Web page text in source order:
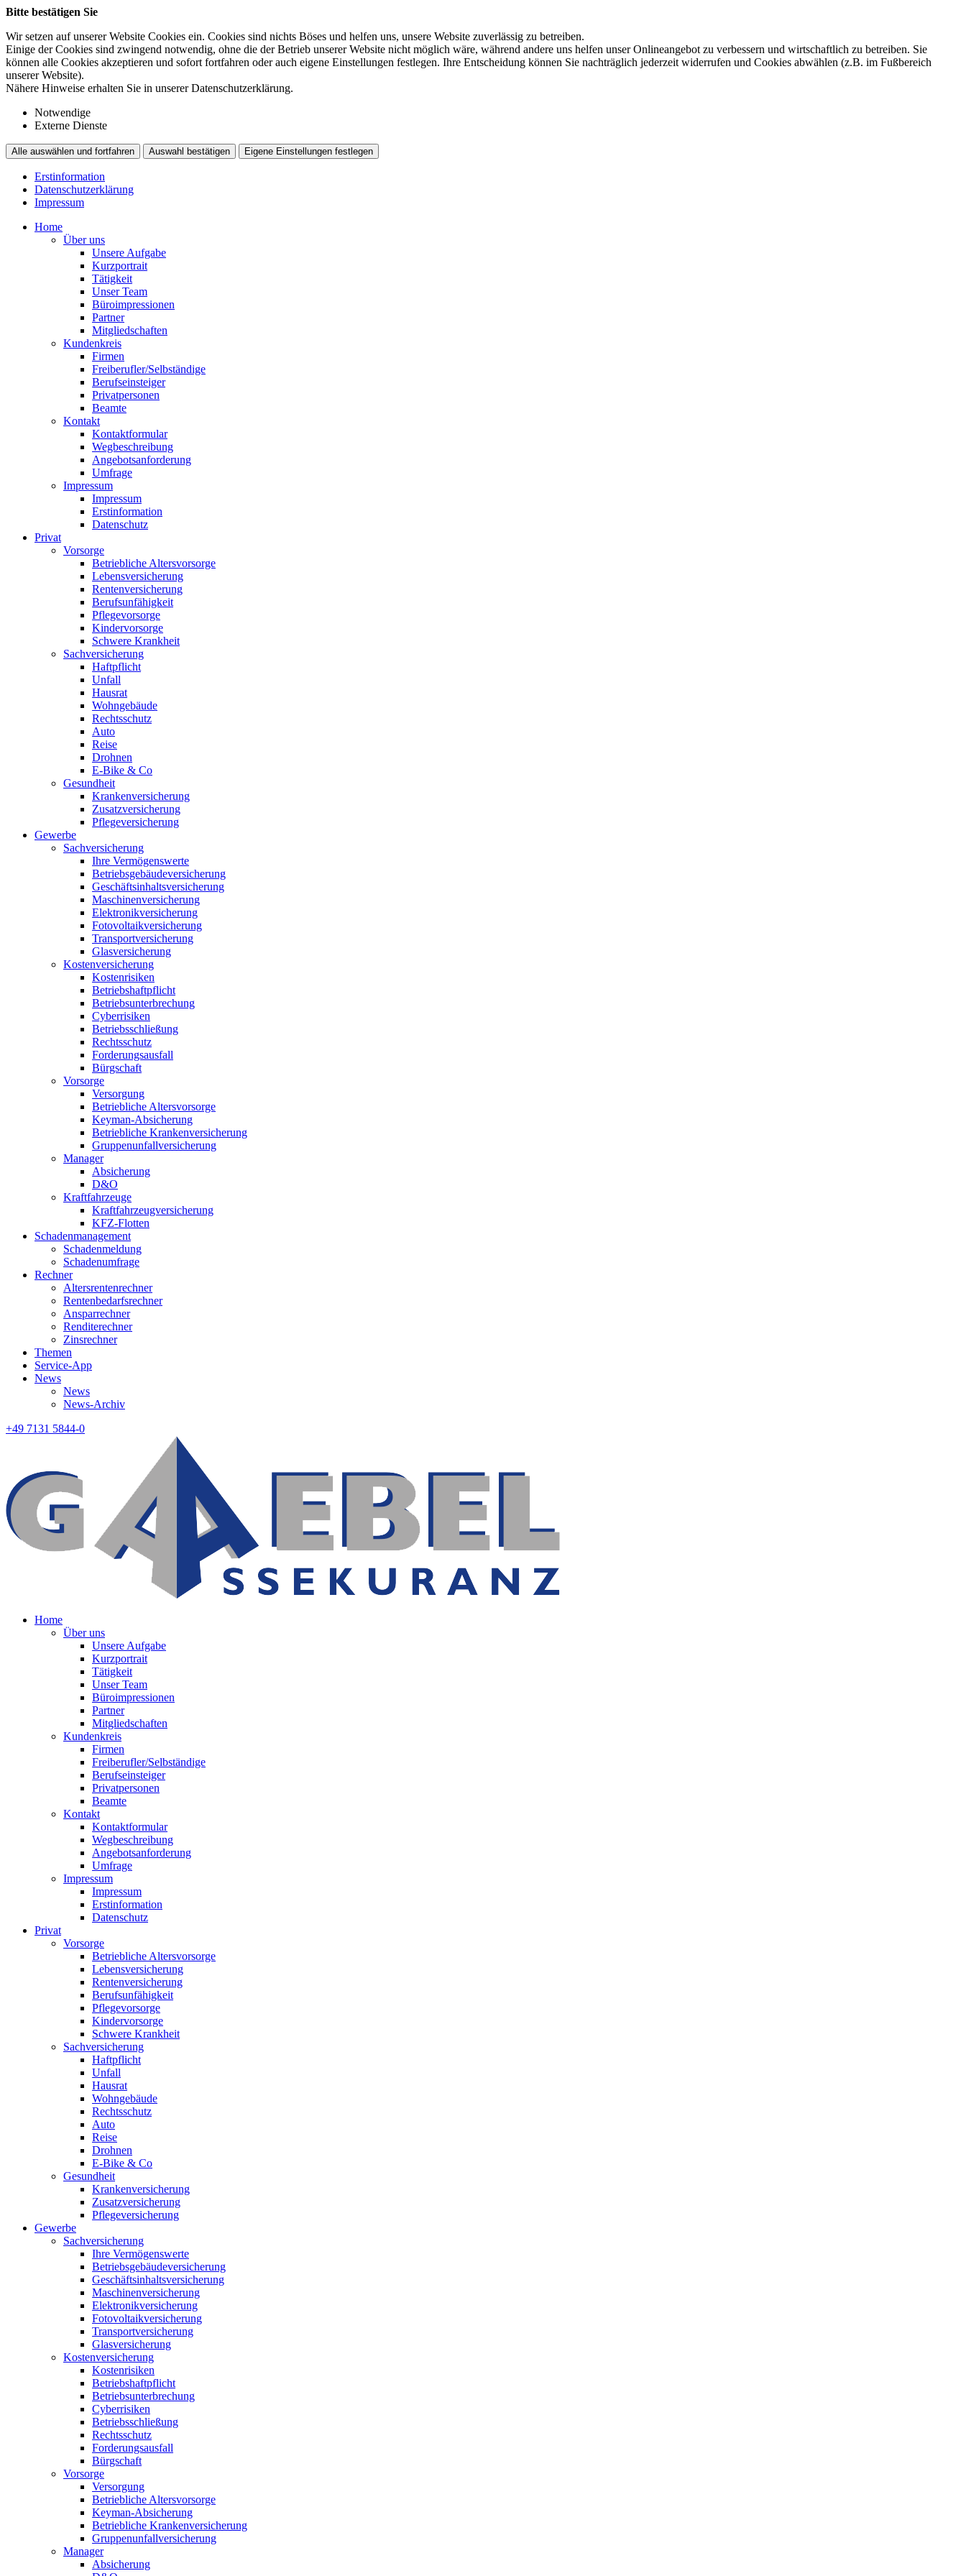
Bitte bestätigen Sie
Wir setzen auf unserer Website Cookies ein. Cookies sind nichts Böses und helfen uns, unsere Website zuverlässig zu betreiben.
Einige der Cookies sind zwingend notwendig, ohne die der Betrieb unserer Website nicht möglich wäre, während andere uns helfen unser Onlineangebot zu verbessern und wirtschaftlich zu betreiben. Sie
können alle Cookies akzeptieren und sofort fortfahren oder auch eigene Einstellungen festlegen. Ihre Entscheidung können Sie nachträglich jederzeit widerrufen und Cookies abwählen (z.B. im Fußbereich
unserer Website).
Nähere Hinweise erhalten Sie in unserer Datenschutzerklärung.
Notwendige
Externe Dienste
Alle auswählen und fortfahren Auswahl bestätigen Eigene Einstellungen festlegen
Erstinformation
Datenschutzerklärung
Impressum
Home
Über uns
Unsere Aufgabe
Kurzportrait
Tätigkeit
Unser Team
Büroimpressionen
Partner
Mitgliedschaften
Kundenkreis
Firmen
Freiberufler/Selbständige
Berufseinsteiger
Privatpersonen
Beamte
Kontakt
Kontaktformular
Wegbeschreibung
Angebotsanforderung
Umfrage
Impressum
Impressum
Erstinformation
Datenschutz
Privat
Vorsorge
Betriebliche Altersvorsorge
Lebensversicherung
Rentenversicherung
Berufsunfähigkeit
Pflegevorsorge
Kindervorsorge
Schwere Krankheit
Sachversicherung
Haftpflicht
Unfall
Hausrat
Wohngebäude
Rechtsschutz
Auto
Reise
Drohnen
E-Bike & Co
Gesundheit
Krankenversicherung
Zusatzversicherung
Pflegeversicherung
Gewerbe
Sachversicherung
Ihre Vermögenswerte
Betriebsgebäudeversicherung
Geschäftsinhaltsversicherung
Maschinenversicherung
Elektronikversicherung
Fotovoltaikversicherung
Transportversicherung
Glasversicherung
Kostenversicherung
Kostenrisiken
Betriebshaftpflicht
Betriebsunterbrechung
Cyberrisiken
Betriebsschließung
Rechtsschutz
Forderungsausfall
Bürgschaft
Vorsorge
Versorgung
Betriebliche Altersvorsorge
Keyman-Absicherung
Betriebliche Krankenversicherung
Gruppenunfallversicherung
Manager
Absicherung
D&O
Kraftfahrzeuge
Kraftfahrzeugversicherung
KFZ-Flotten
Schadenmanagement
Schadenmeldung
Schadenumfrage
Rechner
Altersrentenrechner
Rentenbedarfsrechner
Ansparrechner
Renditerechner
Zinsrechner
Themen
Service-App
News
News
News-Archiv
+49 7131 5844-0
Home
Über uns
Unsere Aufgabe
Kurzportrait
Tätigkeit
Unser Team
Büroimpressionen
Partner
Mitgliedschaften
Kundenkreis
Firmen
Freiberufler/Selbständige
Berufseinsteiger
Privatpersonen
Beamte
Kontakt
Kontaktformular
Wegbeschreibung
Angebotsanforderung
Umfrage
Impressum
Impressum
Erstinformation
Datenschutz
Privat
Vorsorge
Betriebliche Altersvorsorge
Lebensversicherung
Rentenversicherung
Berufsunfähigkeit
Pflegevorsorge
Kindervorsorge
Schwere Krankheit
Sachversicherung
Haftpflicht
Unfall
Hausrat
Wohngebäude
Rechtsschutz
Auto
Reise
Drohnen
E-Bike & Co
Gesundheit
Krankenversicherung
Zusatzversicherung
Pflegeversicherung
Gewerbe
Sachversicherung
Ihre Vermögenswerte
Betriebsgebäudeversicherung
Geschäftsinhaltsversicherung
Maschinenversicherung
Elektronikversicherung
Fotovoltaikversicherung
Transportversicherung
Glasversicherung
Kostenversicherung
Kostenrisiken
Betriebshaftpflicht
Betriebsunterbrechung
Cyberrisiken
Betriebsschließung
Rechtsschutz
Forderungsausfall
Bürgschaft
Vorsorge
Versorgung
Betriebliche Altersvorsorge
Keyman-Absicherung
Betriebliche Krankenversicherung
Gruppenunfallversicherung
Manager
Absicherung